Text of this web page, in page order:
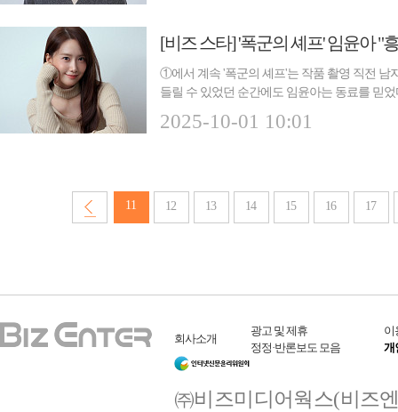
①에서 계속 '폭군의 셰프'는 작품 촬영 직전 남
들릴 수 있었던 순간에도 임윤아는 동료를 믿
2025-10-01 10:01
11 12 13 14 15 16 17
회사소개
광고 및 제휴
정정·반론보도 모음
이
개
㈜비즈미디어웍스(비즈